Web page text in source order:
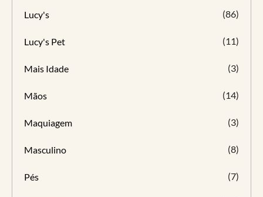
Lucy's (86)
Lucy's Pet (11)
Mais Idade (3)
Mãos (14)
Maquiagem (3)
Masculino (8)
Pés (7)